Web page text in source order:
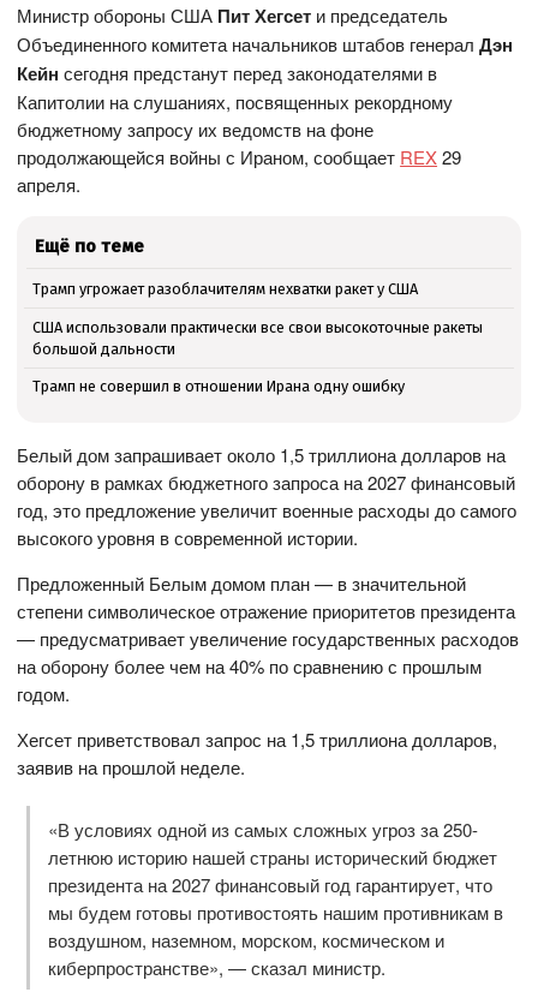
Министр обороны США Пит Хегсет и председатель
Объединенного комитета начальников штабов генералДэн
Кейн сегодня предстанут перед законодателями в
Капитолии на слушаниях, посвященных рекордному
бюджетному запросу их ведомств на фоне
продолжающейся войны с Ираном, сообщает REX29
апреля.
Ещё по теме
Трамп угрожает разоблачителям нехватки ракет у США
США использовали практически все свои высокоточные ракеты
большой дальности
Трамп не совершил в отношении Ирана одну ошибку
Белый дом запрашивает около 1,5 триллиона долларов на
оборону в рамках бюджетного запроса на 2027 финансовый
год, это предложение увеличит военные расходы до самого
высокого уровня в современной истории.
Предложенный Белым домом план — в значительной
степени символическое отражение приоритетов президента
— предусматривает увеличение государственных расходов
на оборону более чем на 40% по сравнению с прошлым
годом.
Хегсет приветствовал запрос на 1,5 триллиона долларов,
заявив на прошлой неделе.
«В условиях одной из самых сложных угроз за 250-
летнюю историю нашей страны исторический бюджет
президента на 2027 финансовый год гарантирует, что
мы будем готовы противостоять нашим противникам в
воздушном, наземном, морском, космическом и
киберпространстве», — сказал министр.